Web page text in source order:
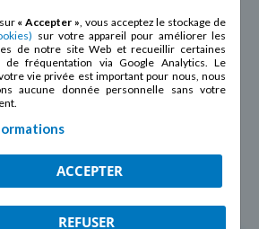
LA
DEPUIS
des centres
Québec
« Accepter », vous acceptez le stockage de
sur votre appareil pour améliorer les
de notre site Web et recueillir certaines
de fréquentation via Google Analytics. Le
vie privée est important pour nous, nous
aucune donnée personnelle sans votre
ACCEPTER
REFUSER